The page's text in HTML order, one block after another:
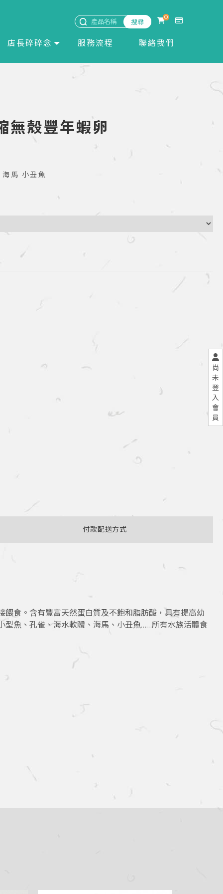
尚
未
登
入
會
員
0
店長碎碎念 服務流程 聯絡我們
殼豐年蝦卵
馬 小丑魚
付款配送方式
食。含有豐富天然蛋白質及不飽和脂肪酸，具有提高幼
型魚、孔雀、海水軟體、海馬、小丑魚……所有水族活體食